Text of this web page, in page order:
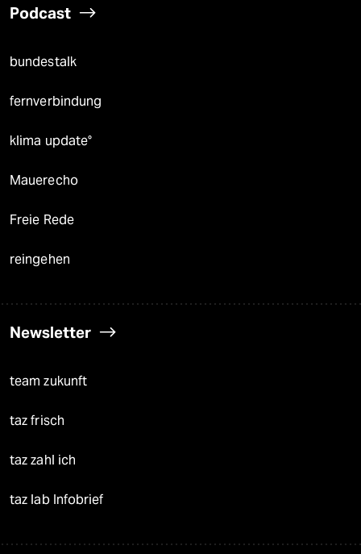
Podcast
bundestalk
fernverbindung
klima update°
Mauerecho
Freie Rede
reingehen
Newsletter
team zukunft
taz frisch
taz zahl ich
taz lab Infobrief